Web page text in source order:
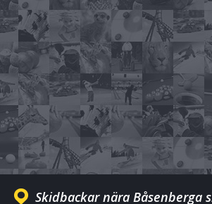
Skidbackar nära Båsenberga